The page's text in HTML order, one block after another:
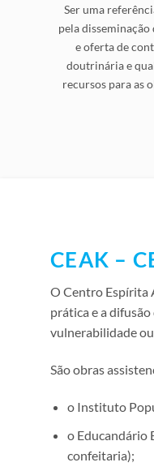
Ser uma
pela
e oferta de
doutrinária e
recursos para as
CEAK –
O Centro Espírita
prática e a
vulnerabilidade
São obras
o Instituto
o Educandário
confeitaria);